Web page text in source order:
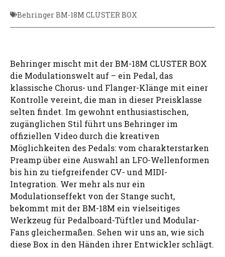
Behringer BM-18M CLUSTER BOX
Behringer mischt mit der BM-18M CLUSTER BOX
die Modulationswelt auf – ein Pedal, das
klassische Chorus- und Flanger-Klänge mit einer
Kontrolle vereint, die man in dieser Preisklasse
selten findet. Im gewohnt enthusiastischen,
zugänglichen Stil führt uns Behringer im
offiziellen Video durch die kreativen
Möglichkeiten des Pedals: vom charakterstarken
Preamp über eine Auswahl an LFO-Wellenformen
bis hin zu tiefgreifender CV- und MIDI-
Integration. Wer mehr als nur ein
Modulationseffekt von der Stange sucht,
bekommt mit der BM-18M ein vielseitiges
Werkzeug für Pedalboard-Tüftler und Modular-
Fans gleichermaßen. Sehen wir uns an, wie sich
diese Box in den Händen ihrer Entwickler schlägt.